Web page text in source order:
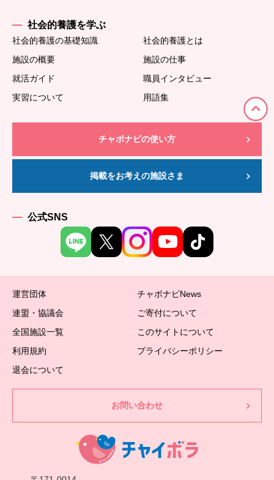
社会的養護を学ぶ
社会的養護の基礎知識
社会的養護とは
施設の概要
施設の仕事
就活ガイド
職員インタビュー
実習について
用語集
チャボナビの使い方
掲載をお考えの施設さま
公式SNS
運営団体
チャボナビNews
連盟・協議会
ご寄付について
全国施設一覧
このサイトについて
利用規約
プライバシーポリシー
退会について
お問い合わせ